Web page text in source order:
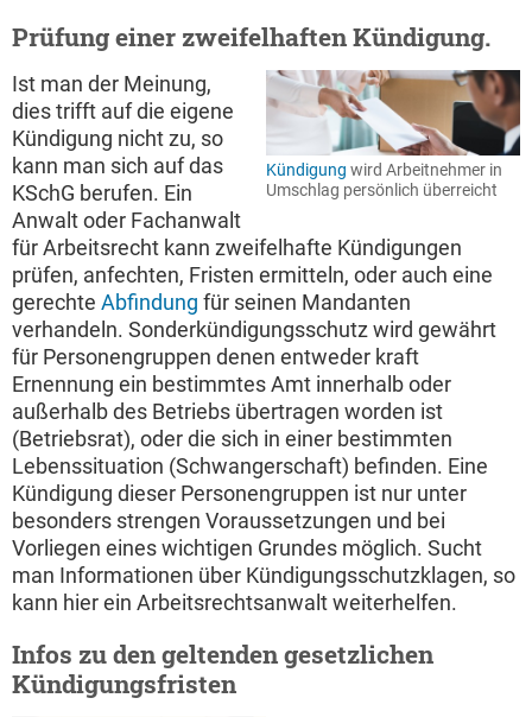
Prüfung einer zweifelhaften Kündigung.
Kündigung wird Arbeitnehmer in
Umschlag persönlich überreicht
Ist man der Meinung,
dies trifft auf die eigene
Kündigung nicht zu, so
kann man sich auf das
KSchG berufen. Ein
Anwalt oder Fachanwalt
für Arbeitsrecht kann zweifelhafte Kündigungen
prüfen, anfechten, Fristen ermitteln, oder auch eine
gerechte Abfindung für seinen Mandanten
verhandeln. Sonderkündigungsschutz wird gewährt
für Personengruppen denen entweder kraft
Ernennung ein bestimmtes Amt innerhalb oder
außerhalb des Betriebs übertragen worden ist
(Betriebsrat), oder die sich in einer bestimmten
Lebenssituation (Schwangerschaft) befinden. Eine
Kündigung dieser Personengruppen ist nur unter
besonders strengen Voraussetzungen und bei
Vorliegen eines wichtigen Grundes möglich. Sucht
man Informationen über Kündigungsschutzklagen, so
kann hier ein Arbeitsrechtsanwalt weiterhelfen.
Infos zu den geltenden gesetzlichen
Kündigungsfristen